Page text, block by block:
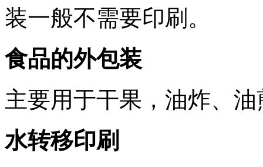
装一般不需要印刷。
食品的外包装
主要用于干果，油炸、
水转移印刷